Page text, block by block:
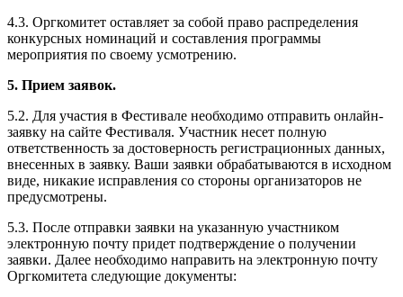
4.3. Оргкомитет оставляет за собой право распределения
конкурсных номинаций и составления программы
мероприятия по своему усмотрению.
5. Прием заявок.
5.2. Для участия в Фестивале необходимо отправить онлайн-
заявку на сайте Фестиваля. Участник несет полную
ответственность за достоверность регистрационных данных,
внесенных в заявку. Ваши заявки обрабатываются в исходном
виде, никакие исправления со стороны организаторов не
предусмотрены.
5.3. После отправки заявки на указанную участником
электронную почту придет подтверждение о получении
заявки. Далее необходимо направить на электронную почту
Оргкомитета следующие документы: